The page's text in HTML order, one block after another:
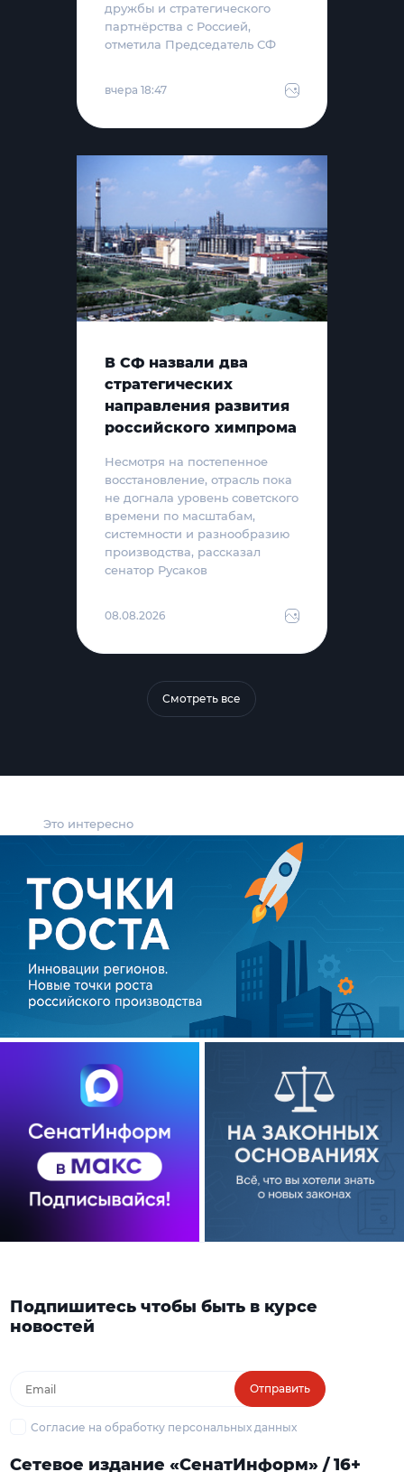
Это интересно
дружбы и стратегического
партнёрства с Россией,
отметила Председатель СФ
вчера 18:47
В СФ назвали два
стратегических
направления развития
российского химпрома
Несмотря на постепенное
восстановление, отрасль пока
не догнала уровень советского
времени по масштабам,
системности и разнообразию
производства, рассказал
сенатор Русаков
08.08.2026
Смотреть все
Подпишитесь чтобы быть в курсе
новостей
Отправить
Согласие на обработку персональных данных
Сетевое издание «СенатИнформ» / 16+